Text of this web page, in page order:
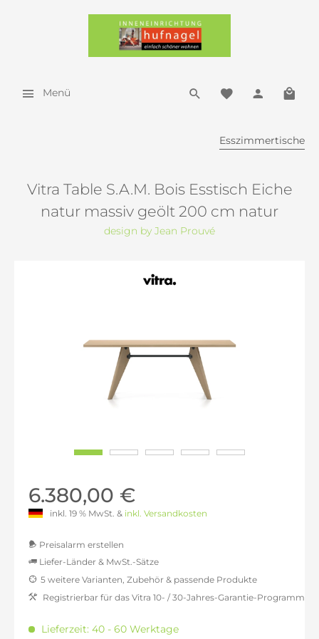
Menü
Esszimmertische
Vitra Table S.A.M. Bois Esstisch Eiche
natur massiv geölt 200 cm natur
design by Jean Prouvé
6.380,00 €
inkl. 19 % MwSt. & inkl. Versandkosten
Preisalarm erstellen
Liefer-Länder & MwSt.-Sätze
inkl. 16% MwSt.: 6.219,16 €
inkl. 21% MwSt.: 6.487,23 €
5 weitere Varianten, Zubehör & passende Produkte
Registrierbar für das Vitra 10- / 30-Jahres-Garantie-Programm
Lieferzeit: 40 - 60 Werktage